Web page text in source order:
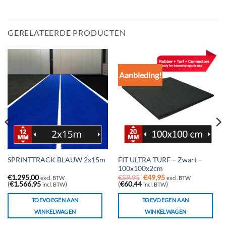
GERELATEERDE PRODUCTEN
SPRINTTRACK BLAUW 2x15m
€1.295,00 excl. BTW
(€1.566,95 incl. BTW)
TOEVOEGEN AAN
WINKELWAGEN
Aanbieding!
FIT ULTRA TURF – Zwart –
100x100x2cm
€59,95 Oorspronkelijke
prijs
€59,95.
€49,95Huidige
prijs
is:
€49,95.
excl. BTW
(€60,44 incl. BTW)
TOEVOEGEN AAN
WINKELWAGEN